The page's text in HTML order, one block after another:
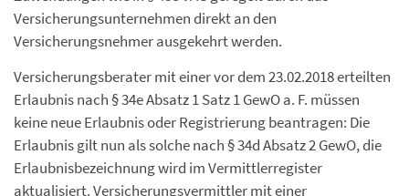
Versicherungsunternehmen direkt an den
Versicherungsnehmer ausgekehrt werden.
Versicherungsberater mit einer vor dem 23.02.2018 erteilten
Erlaubnis nach § 34e Absatz 1 Satz 1 GewO a. F. müssen
keine neue Erlaubnis oder Registrierung beantragen: Die
Erlaubnis gilt nun als solche nach § 34d Absatz 2 GewO, die
Erlaubnisbezeichnung wird im Vermittlerregister
aktualisiert. Versicherungsvermittler mit einer